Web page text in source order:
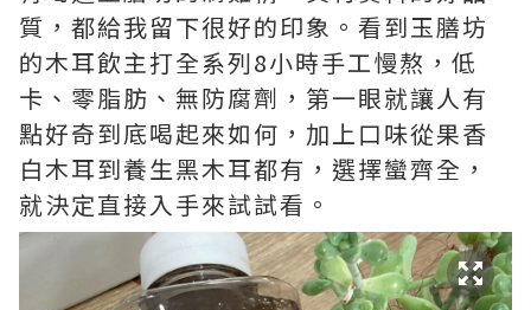
質，都給我留下很好的印象。看到玉膳坊
的木耳飲主打全系列8小時手工慢熬，低
卡、零脂肪、無防腐劑，第一眼就讓人有
點好奇到底喝起來如何，加上口味從果香
白木耳到養生黑木耳都有，選擇蠻齊全，
就決定直接入手來試試看。